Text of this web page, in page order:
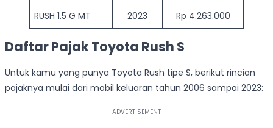
RUSH 1.5 G MT
2023 Rp 4.263.000
Daftar Pajak Toyota Rush S
Untuk kamu yang punya Toyota Rush tipe S, berikut rincian
pajaknya mulai dari mobil keluaran tahun 2006 sampai 2023: